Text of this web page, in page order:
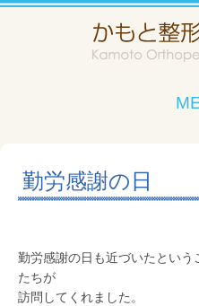
勤労感謝の日
勤労感謝の日も近づいたとい
たちが
訪問してくれました。